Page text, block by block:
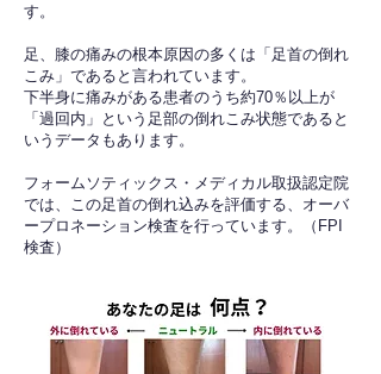
す。
足、膝の痛みの根本原因の多くは「足首の倒れ
こみ」であると言われています。
下半身に痛みがある患者のうち約70％以上が
「過回内」という足部の倒れこみ状態であると
いうデータもあります。
フォームソティックス・メディカル取扱認定院
では、この足首の倒れ込みを評価する、オーバ
ープロネーション検査を行っています。（FPI
検査）​